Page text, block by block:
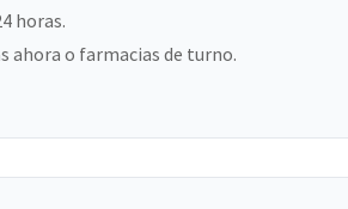
horas.
ahora o farmacias de turno.